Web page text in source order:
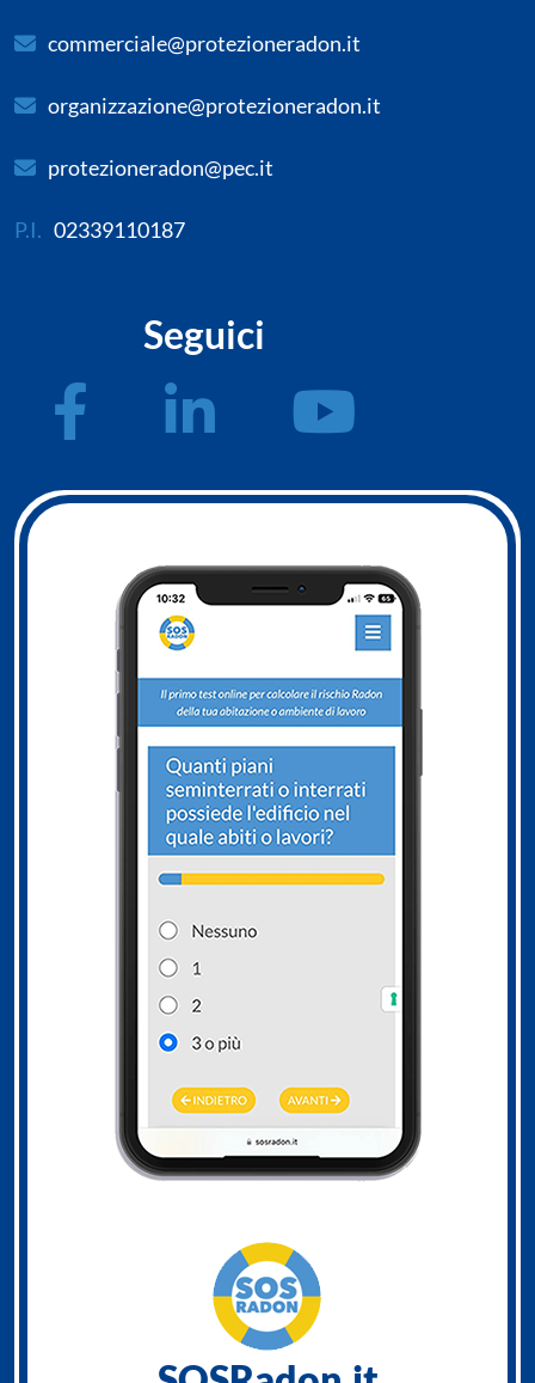
commerciale@protezioneradon.it
organizzazione@protezioneradon.it
protezioneradon@pec.it
P.I. 02339110187
Seguici